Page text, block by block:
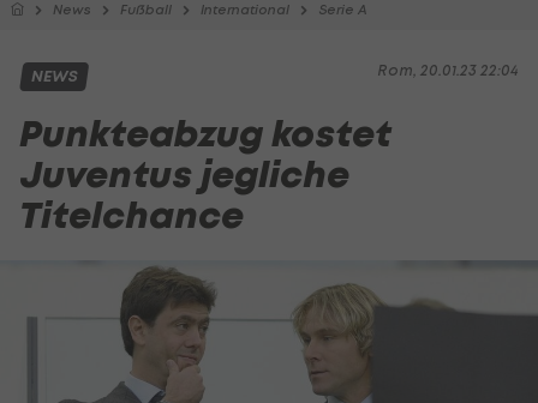
News Fußball International Serie A
Rom, 20.01.23 22:04
NEWS
Punkteabzug kostet
Juventus jegliche
Titelchance